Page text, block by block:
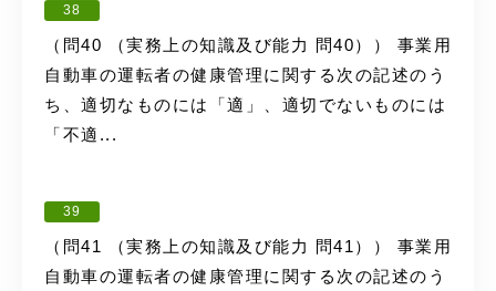
38
（問40 （実務上の知識及び能力 問40）） 事業用
自動車の運転者の健康管理に関する次の記述のう
ち、適切なものには「適」、適切でないものには
「不適...
39
（問41 （実務上の知識及び能力 問41）） 事業用
自動車の運転者の健康管理に関する次の記述のう